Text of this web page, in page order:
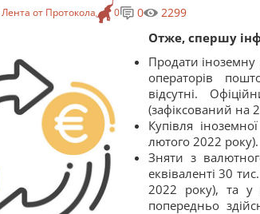
Лента от Протокола 0 0 2299
Отже, спершу
Продати
операторів
відсутні.
(зафіксований на
Купівля
лютого 2022 року).
Зняти з
еквіваленті 30
2022 року), та у
попередньо